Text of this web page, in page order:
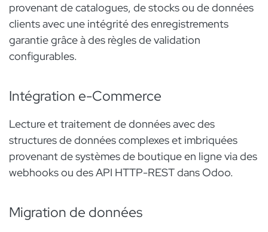
provenant de catalogues, de stocks ou de données
clients avec une intégrité des enregistrements
garantie grâce à des règles de validation
configurables.
Intégration e-Commerce
Lecture et traitement de données avec des
structures de données complexes et imbriquées
provenant de systèmes de boutique en ligne via des
webhooks ou des API HTTP-REST dans Odoo.
Migration de données